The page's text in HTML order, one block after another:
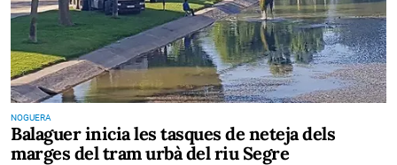
NOGUERA
Balaguer inicia les tasques de neteja dels
marges del tram urbà del riu Segre